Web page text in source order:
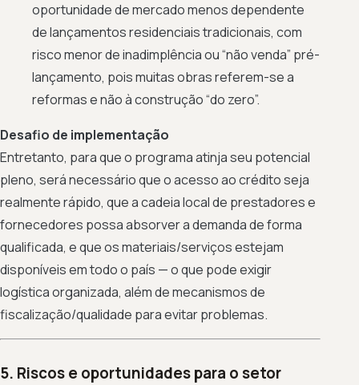
oportunidade de mercado menos dependente
de lançamentos residenciais tradicionais, com
risco menor de inadimplência ou “não venda” pré-
lançamento, pois muitas obras referem-se a
reformas e não à construção “do zero”.
Desafio de implementação
Entretanto, para que o programa atinja seu potencial
pleno, será necessário que o acesso ao crédito seja
realmente rápido, que a cadeia local de prestadores e
fornecedores possa absorver a demanda de forma
qualificada, e que os materiais/serviços estejam
disponíveis em todo o país — o que pode exigir
logística organizada, além de mecanismos de
fiscalização/qualidade para evitar problemas.
5. Riscos e oportunidades para o setor